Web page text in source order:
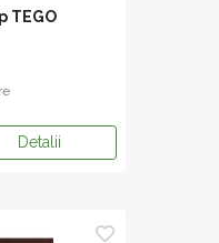
TEGO
Detalii